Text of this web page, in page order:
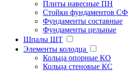
Плиты навесные ПН
Стойки фундаментов СФ
Фундаменты составные
Фундаменты цельные
Шпалы ШТ
Элементы колодца
Кольца опорные КО
Кольца стеновые КС